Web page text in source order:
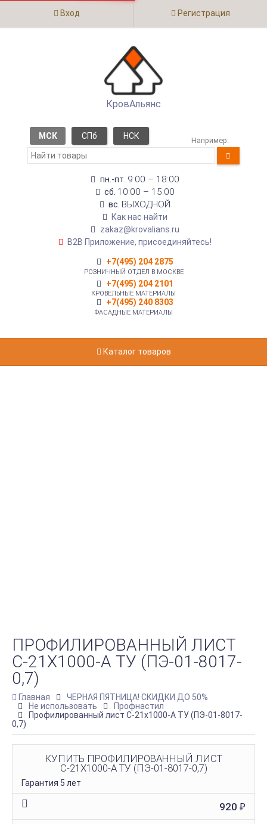
Вход Регистрация
КровАльянс
МСК СПб НСК Например:
пн.-пт. 9:00 – 18:00
сб. 10:00 – 15:00
вс. ВЫХОДНОЙ
Как нас найти
zakaz@krovalians.ru
B2B Приложение, присоединяйтесь!
+7(495) 204 2875
РОЗНИЧНЫЙ ОТДЕЛ В МОСКВЕ
+7(495) 204 2101
КРОВЕЛЬНЫЕ МАТЕРИАЛЫ
+7(495) 240 8303
ФАСАДНЫЕ МАТЕРИАЛЫ
Каталог товаров
ПРОФИЛИРОВАННЫЙ ЛИСТ
С-21Х1000-A ТУ (ПЭ-01-8017-
0,7)
Главная
ЧЕРНАЯ ПЯТНИЦА! СКИДКИ ДО 50%
Не использовать
Профнастил
Профилированный лист С-21х1000-A ТУ (ПЭ-01-8017-
0,7)
КУПИТЬ ПРОФИЛИРОВАННЫЙ ЛИСТ
С-21Х1000-A ТУ (ПЭ-01-8017-0,7)
Гарантия 5 лет
920 ₽